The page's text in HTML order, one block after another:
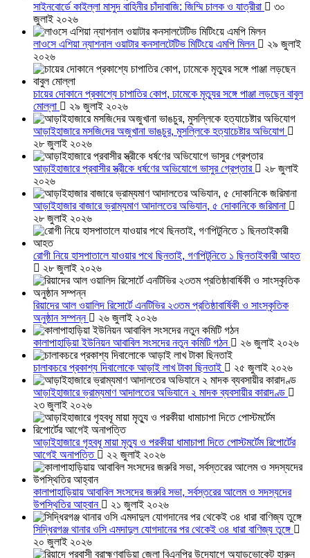
সাইনবোর্ডে কাইল্লা মাসুদ বাহিনীর চাঁদাবাজি: জিম্মি চালক ও যাত্রীরা
৩০
জুলাই ২০২৬
লাওসে এশিয়া ন্যাশনাল ওয়াটার কনসালটেটিভ মিটিংয়ে এমপি মিলন
২৯ জুলাই
২০২৬
চায়ের দোকানে প্রকাশ্যে চাপাতির কোপ, ঢামেকে মৃত্যুর সঙ্গে পাঞ্জা লড়ছেন বাবুল
মোল্লা
২৯ জুলাই ২০২৬
আড়াইহাজারে মস‌জি‌দের অজুখানা ভাঙচুর, মুসল্লিকে হত্যাচেষ্টার অভিযোগ
২৮ জুলাই ২০২৬
আড়াইহাজারে প্রবাসীর স্ত্রীকে ধর্ষণের অভিযোগে ভাসুর গ্রেপ্তার
২৮ জুলাই
২০২৬
আড়াইহাজার বাজারে ভ্রাম্যমাণ আদালতের অভিযান, ৫ দোকানিকে জরিমানা
২৮ জুলাই ২০২৬
রোগী নিয়ে হাসপাতালে যাওয়ার পথে ছিনতাই, গণপিটুনিতে ১ ছিনতাইকারী আহত
২৮ জুলাই ২০২৬
রিয়াদের আল ওয়ালিদ রিসোর্টে এনটিভির ২৩তম প্রতিষ্ঠাবার্ষিকী ও সাংস্কৃতিক
অনুষ্ঠান সম্পন্ন
২৬ জুলাই ২০২৬
কালাপাহাড়িয়া ইউনিয়ন আবাবিল সংসদের নতুন কমিটি গঠন ২৬ জুলাই ২০২৬
চালাকচরে প্রকাশ্য দিবালোকে আড়াই লাখ টাকা ছিনতাই ২৫ জুলাই ২০২৬
আড়াইহাজারে ভ্রাম্যমাণ আদালতের অভিযানে ২ মাদক ব্যবসায়ীর কারাদণ্ড
২৩ জুলাই ২০২৬
আড়াইহাজারে গৃহবধূ মায়া মৃত্যু ও পরকীয়া ধামাচাপা দিতে পোস্টমর্টেম রিপোর্টের
আগেই অনাপত্তি
২২ জুলাই ২০২৬
কালাপাহাড়িয়ায় আবাবিল সংসদের জরুরি সভা, সর্বস্তরের আলেম ও সদস্যদের
উপস্থিতির আহ্বান
২১ জুলাই ২০২৬
সিদ্ধিরগঞ্জ থানার ওসি এমদাদুল যোগদানের পর থেকেই ৩৪ ধারা বাণিজ্য তুঙ্গে
২০ জুলাই ২০২৬